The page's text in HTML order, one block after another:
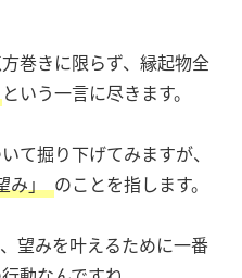
巻きに限らず、縁起物全
という一言に尽きます。
て掘り下げてみますが、
み」 のことを指します。
望みを叶えるために一番